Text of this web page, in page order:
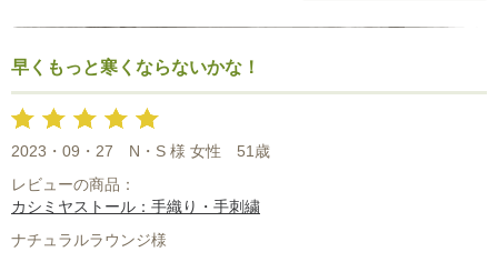
山崎様の対応、押しすぎず引きすぎず適度なキョリ感で心地よくさ
すがです。
様々のストールを見せていただきました。
目の保養でうれしかったのですが、購入できるものは限りがあるの
で選ぶのはさらに難しくなりました。（笑）
早くもっと寒くならないかな！
2023・09・27 N・S 様 女性
51歳
レビューの商品：
カシミヤストール：手織り・手刺繍
ナチュラルラウンジ様